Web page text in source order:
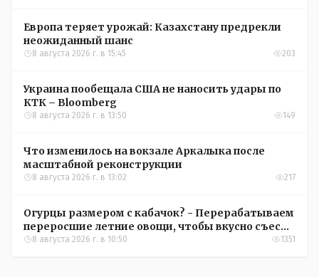
Европа теряет урожай: Казахстану предрекли
неожиданный шанс
8 августа 2026 г. в 15:45 203
Украина пообещала США не наносить удары по
КТК – Bloomberg
8 августа 2026 г. в 13:50 149
Что изменилось на вокзале Аркалыка после
масштабной реконструкции
8 августа 2026 г. в 13:02 217
Огурцы размером с кабачок? - Перерабатываем
переросшие летние овощи, чтобы вкусно съесть
зимой
8 августа 2026 г. в 10:50 1351